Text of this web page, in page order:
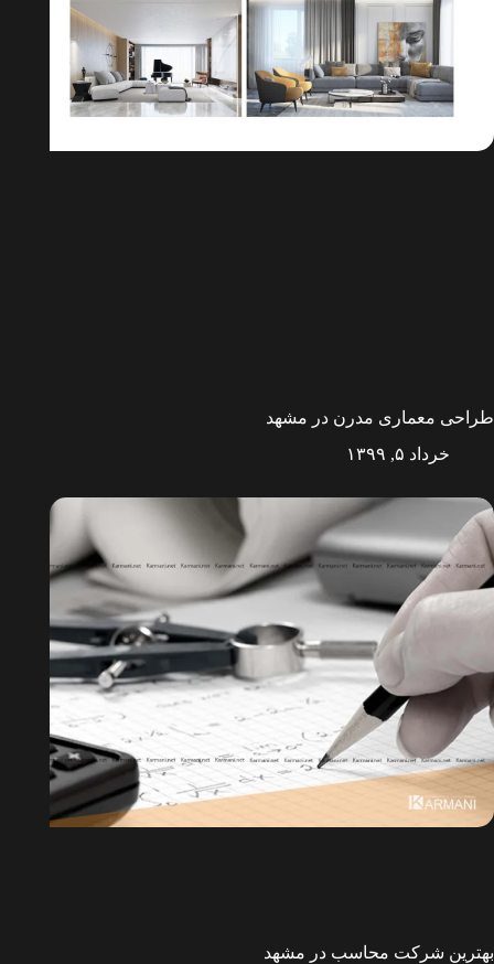
طراحی معماری مدرن در مشهد
خرداد ۵, ۱۳۹۹
بهترین شرکت محاسب در مشهد